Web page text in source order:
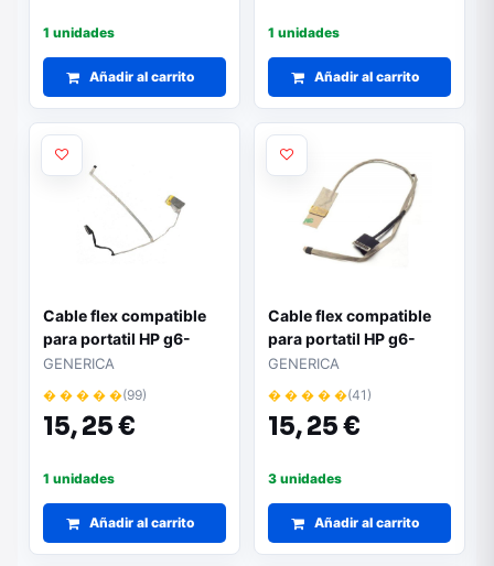
1 unidades
Añadir al carrito
1 unidades
Añadir al carrito
Cable flex compatible
para portatil HP g6-
1000 / 643225-001 /
dd0r15lc040
GENERICA
� � � � �(99)
15,25 €
1 unidades
Añadir al carrito
Cable flex compatible
para portatil HP g6-
2000
GENERICA
� � � � �(41)
15,25 €
3 unidades
Añadir al carrito